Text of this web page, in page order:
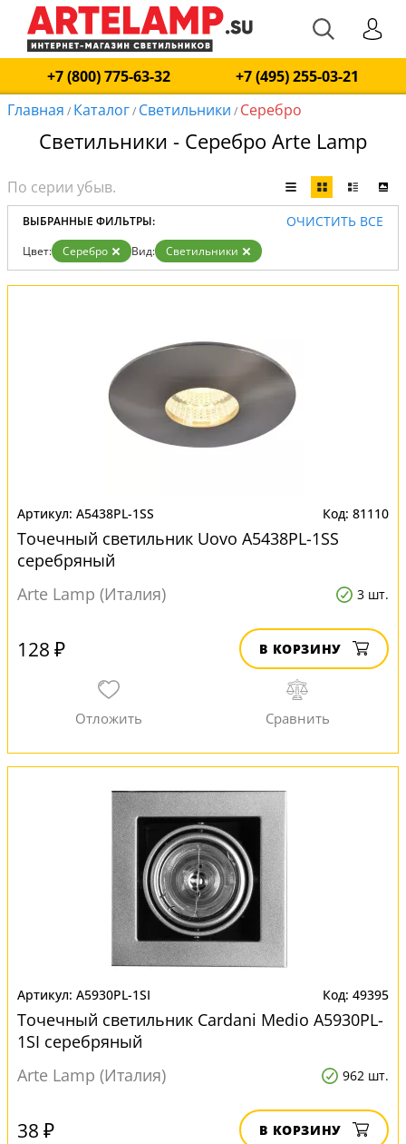
+7 (800) 775-63-32
+7 (495) 255-03-21
Главная / Каталог/ Светильники / Серебро
Светильники - Серебро Arte Lamp
ВЫБРАННЫЕ ФИЛЬТРЫ: ОЧИСТИТЬ ВСЕ
Цвет: Серебро Вид: Светильники
A5438PL-1SS 81110
Точечный светильник Uovo A5438PL-1SS
серебряный
Arte Lamp (Италия)
3 шт.
128 ₽ В КОРЗИНУ
A5930PL-1SI 49395
Точечный светильник Cardani Medio A5930PL-
1SI серебряный
Arte Lamp (Италия)
962 шт.
38 ₽ В КОРЗИНУ